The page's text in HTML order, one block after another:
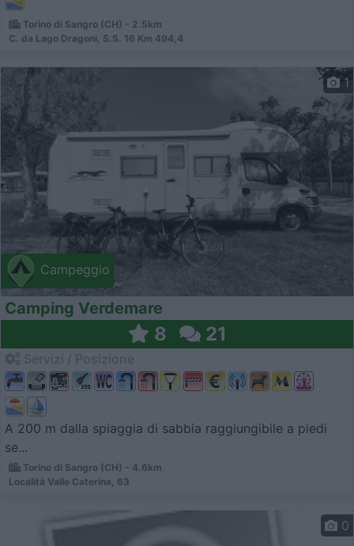
Torino di Sangro (CH) - 2.5km
C. da Lago Dragoni, S.S. 16 Km 494,4
Campeggio
1
Camping Verdemare
8 21
A 200 m dalla spiaggia di sabbia raggiungibile a piedi
se...
Torino di Sangro (CH) - 4.6km
Località Valle Caterina, 63
0